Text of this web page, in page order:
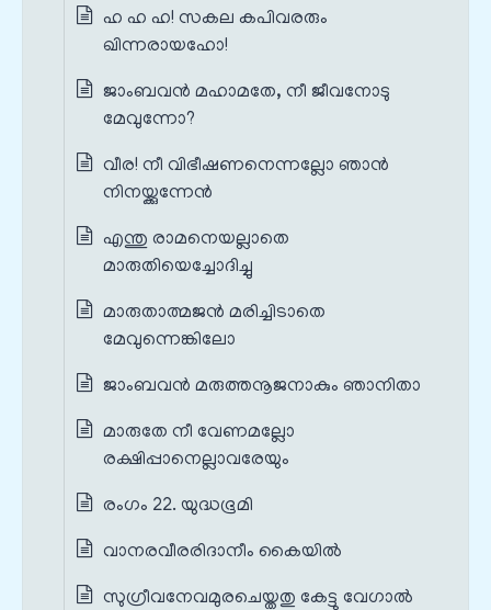
ഹ ഹ ഹ! സകല കപിവരരും
ഖിന്നരായഹോ!
ജാംബവൻ മഹാമതേ, നീ ജീവനോടു
മേവുന്നോ?
വീര! നീ വിഭീഷണനെന്നല്ലോ ഞാൻ
നിനയ്ക്കുന്നേൻ
എന്തു രാമനെയല്ലാതെ
മാരുതിയെച്ചോദിച്ചു
മാരുതാത്മജൻ മരിച്ചിടാതെ
മേവുന്നെങ്കിലോ
ജാംബവൻ മരുത്തനൂജനാകും ഞാനിതാ
മാരുതേ നീ വേണമല്ലോ
രക്ഷിപ്പാനെല്ലാവരേയും
രംഗം 22. യുദ്ധഭൂമി
വാനരവീരരിദാനീം കൈയിൽ
സുഗ്രീവനേവമുരചെയ്തതു കേട്ടു വേഗാൽ